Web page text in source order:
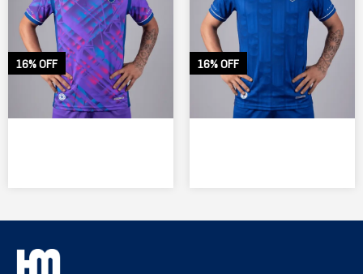
16% OFF 16% OFF